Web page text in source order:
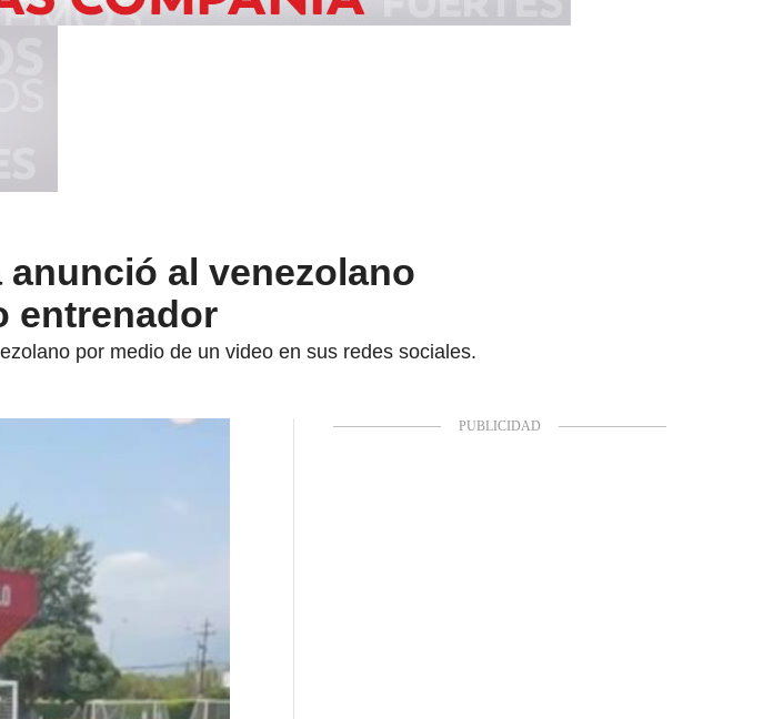
al venezolano
entrenador
por medio de un video en sus redes sociales.